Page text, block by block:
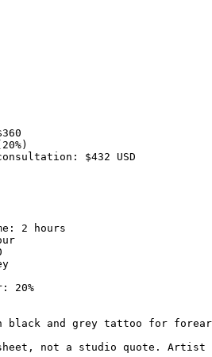
$432 USD
2 hours
20%
black and grey tattoo for
not a studio quote. Artist